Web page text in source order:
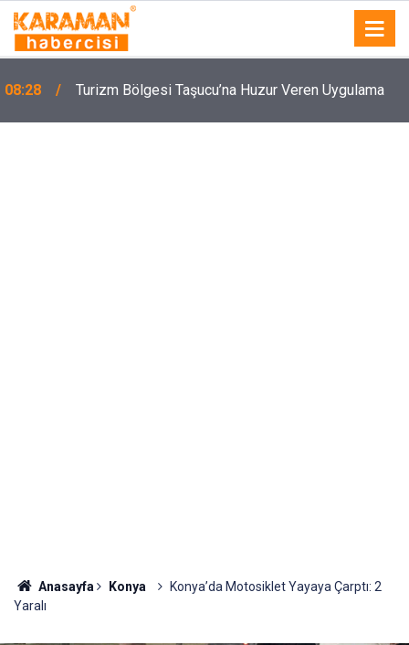
08:28 Turizm Bölgesi Taşucu’na Huzur Veren Uygulama
Anasayfa Konya
Konya’da Motosiklet Yayaya Çarptı: 2
Yaralı